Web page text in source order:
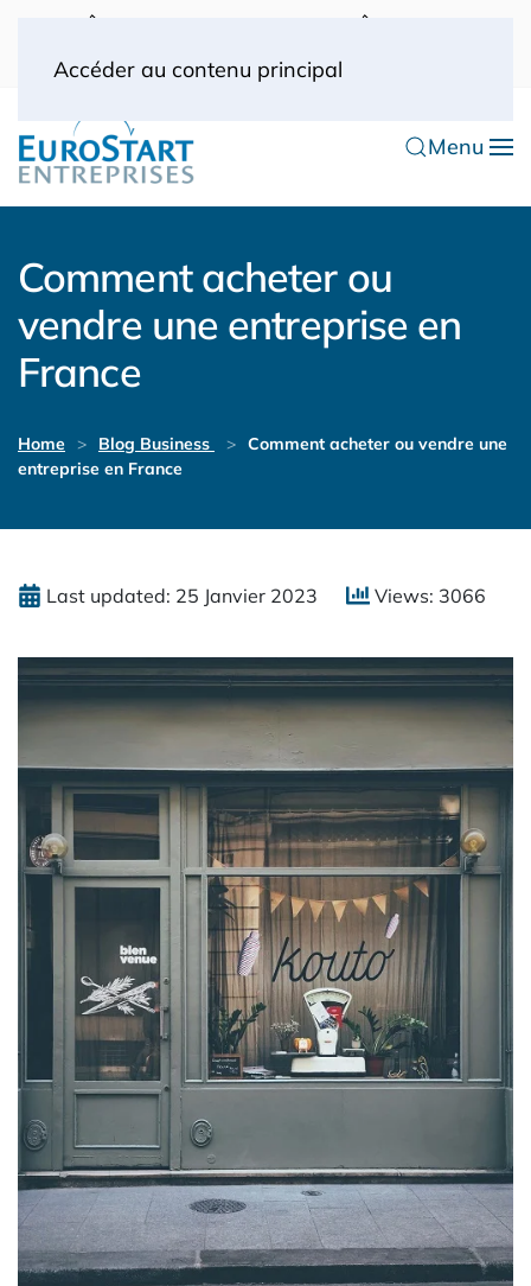
Accéder au contenu principal
(0) 1 53 57 49 10
0033 (0) 6 70 52 11 09
Menu
Comment acheter ou
vendre une entreprise en
France
Home Blog Business
Comment acheter ou vendre une
entreprise en France
Last updated: 25 Janvier 2023 Views: 3066